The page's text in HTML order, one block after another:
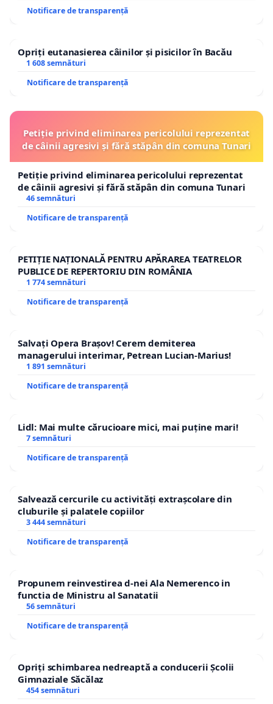
Notificare de transparență
Opriți eutanasierea câinilor și pisicilor în Bacău
1 608 semnături
Notificare de transparență
Petiție privind eliminarea pericolului reprezentat
de câinii agresivi și fără stăpân din comuna Tunari
Petiție privind eliminarea pericolului reprezentat
de câinii agresivi și fără stăpân din comuna Tunari
46 semnături
Notificare de transparență
PETIȚIE NAȚIONALĂ PENTRU APĂRAREA TEATRELOR
PUBLICE DE REPERTORIU DIN ROMÂNIA
1 774 semnături
Notificare de transparență
Salvați Opera Brașov! Cerem demiterea
managerului interimar, Petrean Lucian-Marius!
1 891 semnături
Notificare de transparență
Lidl: Mai multe cărucioare mici, mai puține mari!
7 semnături
Notificare de transparență
Salvează cercurile cu activități extrașcolare din
cluburile și palatele copiilor
3 444 semnături
Notificare de transparență
Propunem reinvestirea d-nei Ala Nemerenco in
functia de Ministru al Sanatatii
56 semnături
Notificare de transparență
Opriți schimbarea nedreaptă a conducerii Școlii
Gimnaziale Săcălaz
454 semnături